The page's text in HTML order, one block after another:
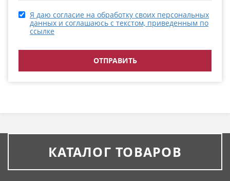
Я даю согласие на обработку своих персональных
данных и соглашаюсь с текстом, приведенным по
ссылке
КАТАЛОГ ТОВАРОВ